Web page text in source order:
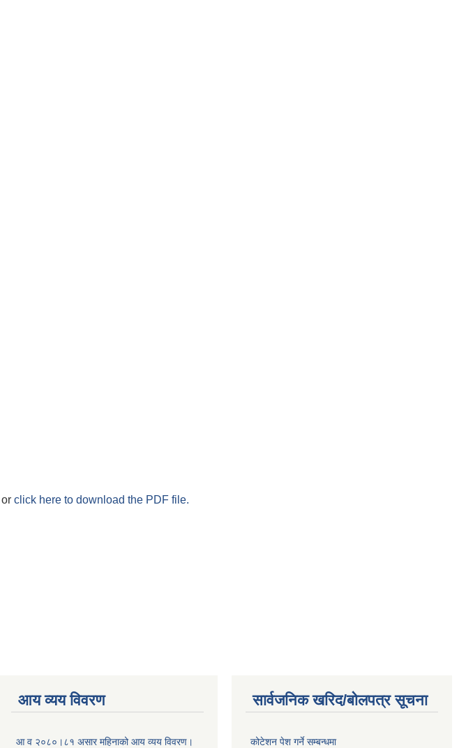
or click here to download the PDF file.
आय व्यय विवरण
आ व २०८०।८१ असार महिनाको आय व्यय विवरण।
सार्वजनिक खरिद/बोलपत्र सूचना
कोटेशन पेश गर्ने सम्बन्धमा